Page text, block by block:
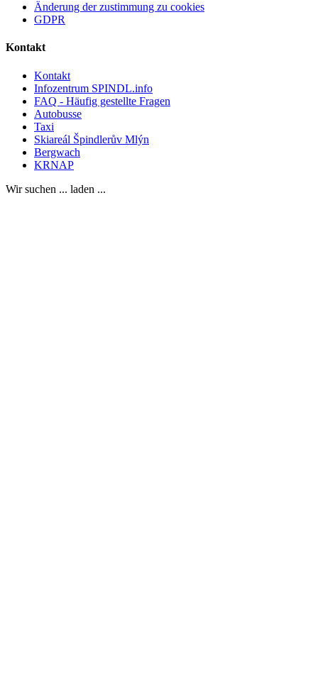
Änderung der zustimmung zu cookies
GDPR
Kontakt
Kontakt
Infozentrum SPINDL.info
FAQ - Häufig gestellte Fragen
Autobusse
Taxi
Skiareál Špindlerův Mlýn
Bergwach
KRNAP
Wir suchen ... laden ...